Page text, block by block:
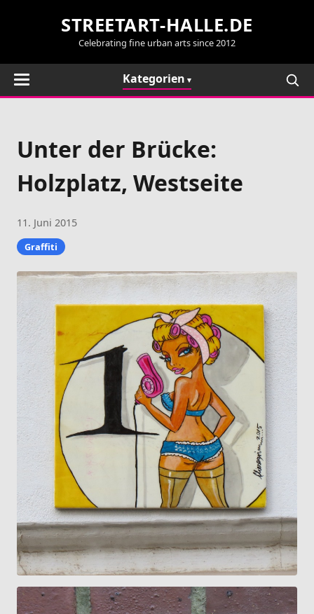
STREETART-HALLE.DE
Celebrating fine urban arts since 2012
Kategorien
Unter der Brücke:
Holzplatz, Westseite
11. Juni 2015
Graffiti